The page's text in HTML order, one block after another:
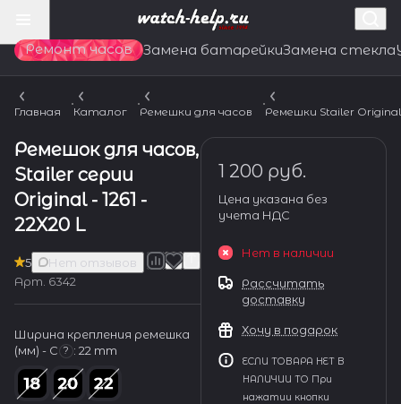
Ремонт часов Замена батарейкиЗамена стекла
Главная Каталог Ремешки для часов Ремешки Stailer Original
Ремешок для часов,
Stailer серии
Original - 1261 -
22X20 L
5
Нет отзывов
Арт. 6342
Ширина крепления ремешка
(мм) - С ? : 22 mm
1 200 руб.
Цена указана без
учета НДС
Нет в наличии
Рассчитать
доставку
Хочу в подарок
ЕСЛИ ТОВАРА НЕТ В
НАЛИЧИИ ТО При
нажатии кнопки